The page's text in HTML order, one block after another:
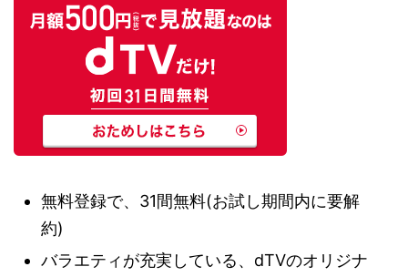
無料登録で、31間無料(お試し期間内に要解
約)
バラエティが充実している、dTVのオリジナ